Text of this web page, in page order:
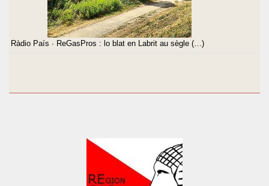
Ràdio País · ReGasPros : lo blat en Labrit au sègle (…)